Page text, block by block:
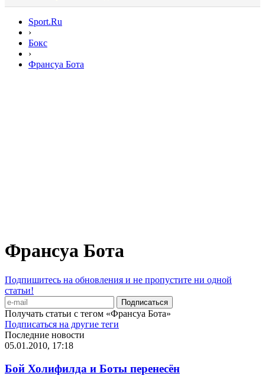
Sport.Ru
›
Бокс
›
Франсуа Бота
Франсуа Бота
Подпишитесь на обновления и не пропустите ни одной
статьи!
Получать статьи с тегом «Франсуа Бота»
Подписаться на другие теги
Последние новости
05.01.2010, 17:18
Бой Холифилда и Боты перенесён